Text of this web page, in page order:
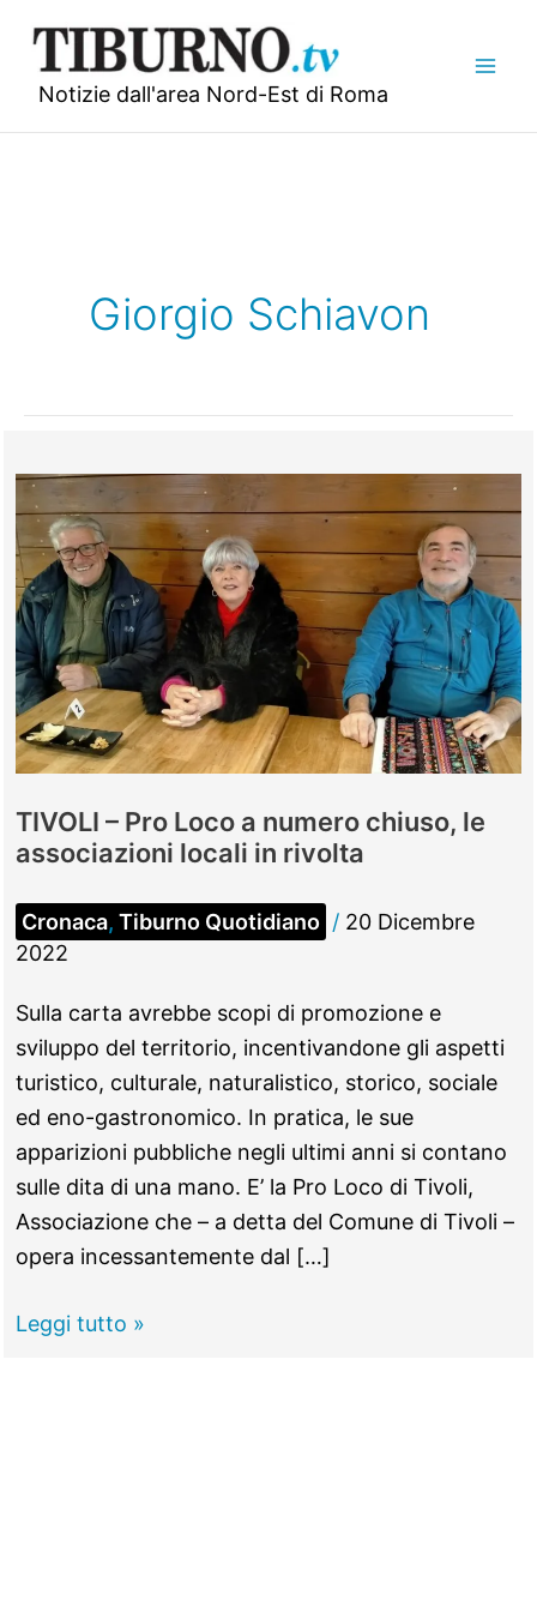
contenuto
Notizie dall'area Nord-Est di Roma
Giorgio Schiavon
TIVOLI – Pro Loco a numero chiuso, le
associazioni locali in rivolta
Cronaca, Tiburno Quotidiano / 20 Dicembre
2022
Sulla carta avrebbe scopi di promozione e
sviluppo del territorio, incentivandone gli aspetti
turistico, culturale, naturalistico, storico, sociale
ed eno-gastronomico. In pratica, le sue
apparizioni pubbliche negli ultimi anni si contano
sulle dita di una mano. E’ la Pro Loco di Tivoli,
Associazione che – a detta del Comune di Tivoli –
opera incessantemente dal […]
TIVOLI
Leggi tutto »